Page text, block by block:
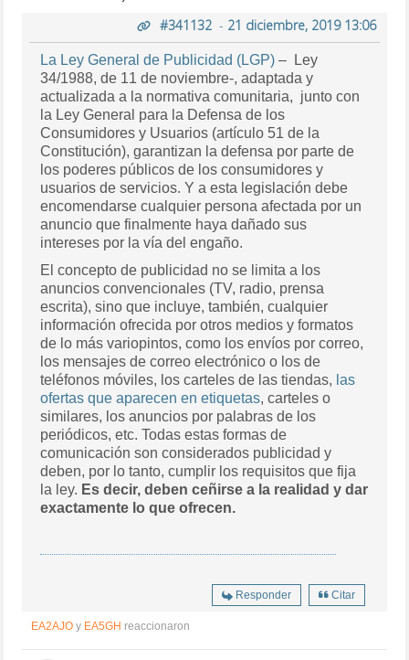
#341132- 21 diciembre, 2019 13:06
La Ley General de Publicidad (LGP) – Ley
34/1988, de 11 de noviembre-, adaptada y
actualizada a la normativa comunitaria, junto con
la Ley General para la Defensa de los
Consumidores y Usuarios (artículo 51 de la
Constitución), garantizan la defensa por parte de
los poderes públicos de los consumidores y
usuarios de servicios. Y a esta legislación debe
encomendarse cualquier persona afectada por un
anuncio que finalmente haya dañado sus
intereses por la vía del engaño.
El concepto de publicidad no se limita a los
anuncios convencionales (TV, radio, prensa
escrita), sino que incluye, también, cualquier
información ofrecida por otros medios y formatos
de lo más variopintos, como los envíos por correo,
los mensajes de correo electrónico o los de
teléfonos móviles, los carteles de las tiendas, las
ofertas que aparecen en etiquetas, carteles o
similares, los anuncios por palabras de los
periódicos, etc. Todas estas formas de
comunicación son considerados publicidad y
deben, por lo tanto, cumplir los requisitos que fija
la ley. Es decir, deben ceñirse a la realidad y dar
exactamente lo que ofrecen.
Responder Citar
EA2AJO y EA5GH reaccionaron